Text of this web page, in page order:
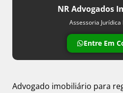
NR Advogados
Assessoria
Entre Em
Advogado imobiliário para